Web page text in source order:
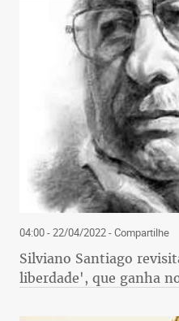
04:00 - 22/04/2022- Compartilhe
Silviano Santiago
liberdade', que ganha